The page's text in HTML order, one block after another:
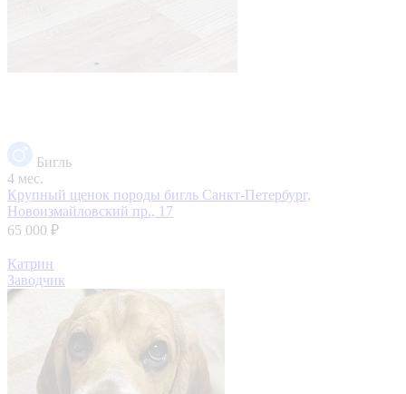
Бигль
4 мес.
Крупный щенок породы бигль Санкт-Петербург,
Новоизмайловский пр., 17
65 000 ₽
Катрин
Заводчик